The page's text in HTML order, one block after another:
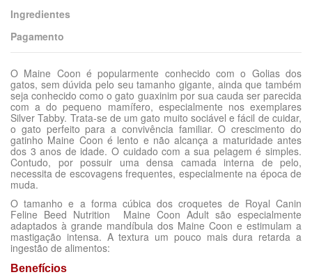
Ingredientes
Pagamento
O Maine Coon é popularmente conhecido com o Golias dos
gatos, sem dúvida pelo seu tamanho gigante, ainda que também
seja conhecido como o gato guaxinim por sua cauda ser parecida
com a do pequeno mamífero, especialmente nos exemplares
Silver Tabby. Trata-se de um gato muito sociável e fácil de cuidar,
o gato perfeito para a convivência familiar. O crescimento do
gatinho Maine Coon é lento e não alcança a maturidade antes
dos 3 anos de idade. O cuidado com a sua pelagem é simples.
Contudo, por possuir uma densa camada interna de pelo,
necessita de escovagens frequentes, especialmente na época de
muda.
O tamanho e a forma cúbica dos croquetes de Royal Canin
Feline Beed Nutrition Maine Coon Adult são especialmente
adaptados à grande mandíbula dos Maine Coon e estimulam a
mastigação intensa. A textura um pouco mais dura retarda a
ingestão de alimentos:
Benefícios